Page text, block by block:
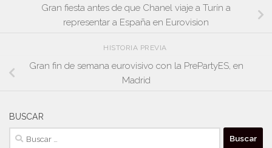
Gran fiesta antes de que Chanel viaje a Turín a
representar a España en Eurovision
HISTORIA PREVIA
Gran fin de semana eurovisivo con la PrePartyES, en
Madrid
BUSCAR
Buscar: